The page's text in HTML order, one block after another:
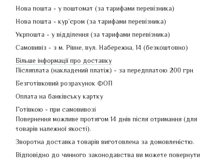
Нова пошта - у поштомат (за тарифами перевізника)
Нова пошта - кур’єром (за тарифами перевізника)
Укрпошта - у відділення (за тарифами перевізника)
Самовивіз - з м. Рівне, вул. Набережна, 14 (безкоштовно)
Більше інформації про доставку
Післяплата (накладений платіж) - за передплатою 200 грн
Безготівковий розрахунок ФОП
Оплата на банківську картку
Готівкою - при самовивозі
Повернення можливе протягом 14 днів після отримання (для
товарів належної якості).
Зворотна доставка товарів виготовлена ​​за домовленістю.
Відповідно до чинного законодавства ви можете повернути